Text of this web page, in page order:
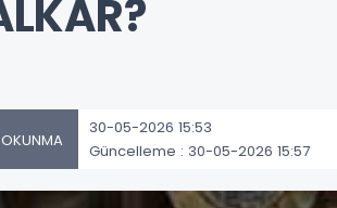
OKUNMA
30-05-2026 15:53
Güncelleme : 30-05-2026 15:57